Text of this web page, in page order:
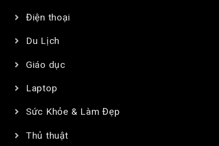
Điện thoại
Du Lịch
Giáo dục
Laptop
Sức Khỏe & Làm Đẹp
Thủ thuật